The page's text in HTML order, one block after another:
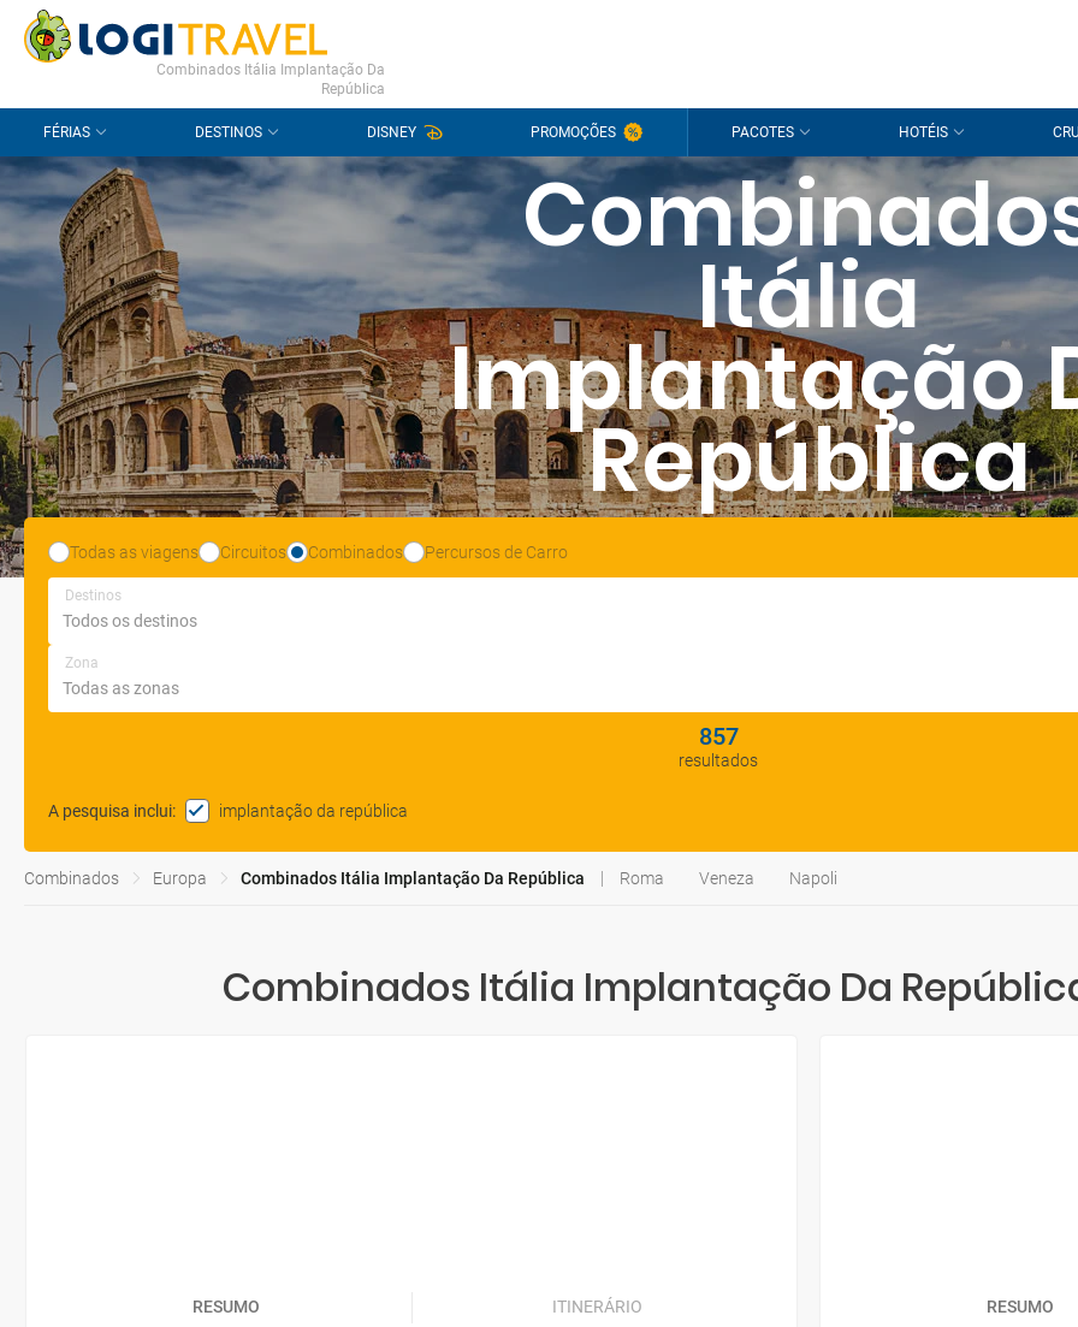
CONTACTO PERGUNTAS FREQUENTES
Combinados Itália Implantação Da
República
FÉRIAS DESTINOS DISNEY PROMOÇÕES PACOTES HOTÉIS
Itália
Implantação
República
Todas as viagens Circuitos Combinados Percursos de Carro
Destinos
Zona
857
resultados
A pesquisa inclui: implantação da república
Combinados Europa Combinados Itália Implantação Da República Roma Veneza Napoli
Combinados Itália Implantação Da
RESUMO ITINERÁRIO RESUMO